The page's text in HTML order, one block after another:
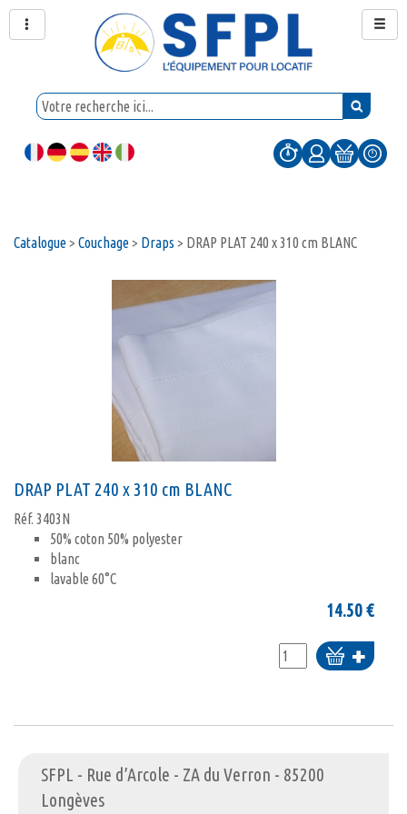
Catalogue> Couchage> Draps > DRAP PLAT 240 x 310 cm BLANC
DRAP PLAT 240 x 310 cm BLANC
Réf. 3403N
50% coton 50% polyester
blanc
lavable 60°C
14.50€
Ajouter
au
SFPL - Rue d’Arcole - ZA du Verron - 85200
Longèves